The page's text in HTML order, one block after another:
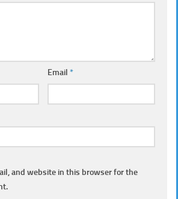
Email*
and website in this browser for the